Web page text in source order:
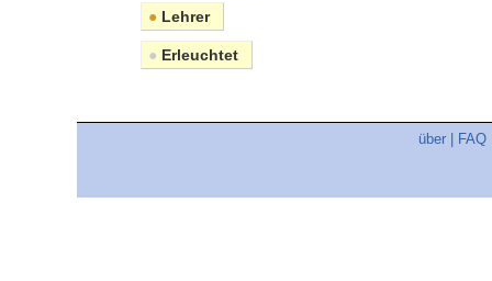
● Lehrer
● Erleuchtet
über FAQ